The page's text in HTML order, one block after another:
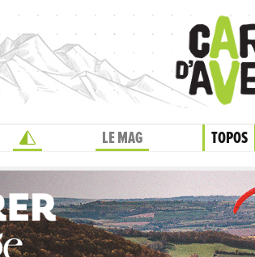
LE MAG TOPOS